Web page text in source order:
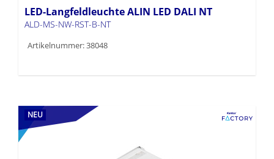
LED-Langfeldleuchte ALIN LED DALI NT
ALD-MS-NW-RST-B-NT
Artikelnummer: 38048
NEU